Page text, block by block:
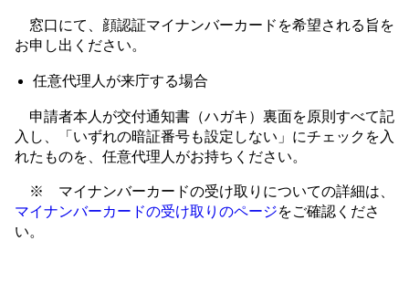
窓口にて、顔認証マイナンバーカードを希望される旨を
お申し出ください。
任意代理人が来庁する場合
申請者本人が交付通知書（ハガキ）裏面を原則すべて記
入し、「いずれの暗証番号も設定しない」にチェックを入
れたものを、任意代理人がお持ちください。
※ マイナンバーカードの受け取りについての詳細は、
マイナンバーカードの受け取りのページをご確認くださ
い。